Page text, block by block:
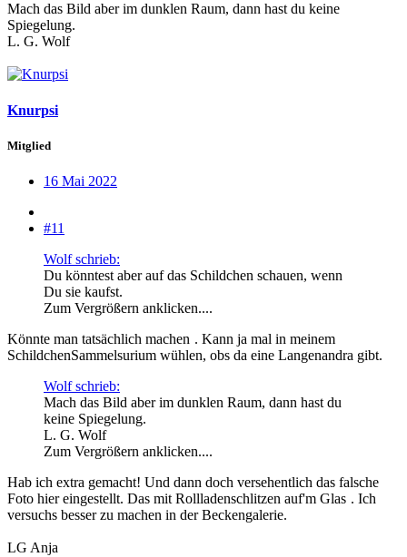
Mach das Bild aber im dunklen Raum, dann hast du keine
Spiegelung.
L. G. Wolf
Knurpsi
Mitglied
16 Mai 2022
#11
Wolf schrieb:
Du könntest aber auf das Schildchen schauen, wenn
Du sie kaufst.
Zum Vergrößern anklicken....
Könnte man tatsächlich machen . Kann ja mal in meinem
SchildchenSammelsurium wühlen, obs da eine Langenandra gibt.
Wolf schrieb:
Mach das Bild aber im dunklen Raum, dann hast du
keine Spiegelung.
L. G. Wolf
Zum Vergrößern anklicken....
Hab ich extra gemacht! Und dann doch versehentlich das falsche
Foto hier eingestellt. Das mit Rollladenschlitzen auf'm Glas . Ich
versuchs besser zu machen in der Beckengalerie.
LG Anja